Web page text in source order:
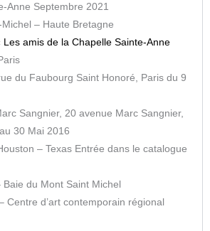
Anne Septembre 2021
– Haute Bretagne
Les amis de la Chapelle Sainte-Anne
du Faubourg Saint Honoré, Paris du 9
Sangnier, 20 avenue Marc Sangnier,
30 Mai 2016
– Texas Entrée dans le catalogue
du Mont Saint Michel
Centre d’art contemporain régional